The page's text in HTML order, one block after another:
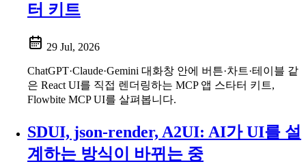
터 키트
29 Jul, 2026
ChatGPT·Claude·Gemini 대화창 안에 버튼·차트·테이블 같
은 React UI를 직접 렌더링하는 MCP 앱 스타터 키트,
Flowbite MCP UI를 살펴봅니다.
SDUI, json-render, A2UI: AI가 UI를 설
계하는 방식이 바뀌는 중